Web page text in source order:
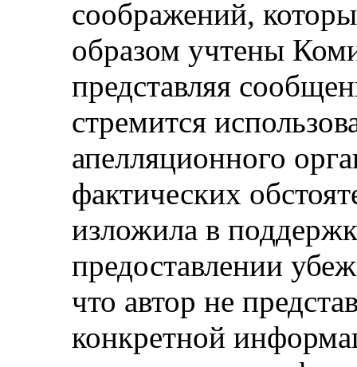
соображений,
образом учтены
представляя
стремится
апелляционного
фактических
изложила в
предоставлении
что автор не
конкретной